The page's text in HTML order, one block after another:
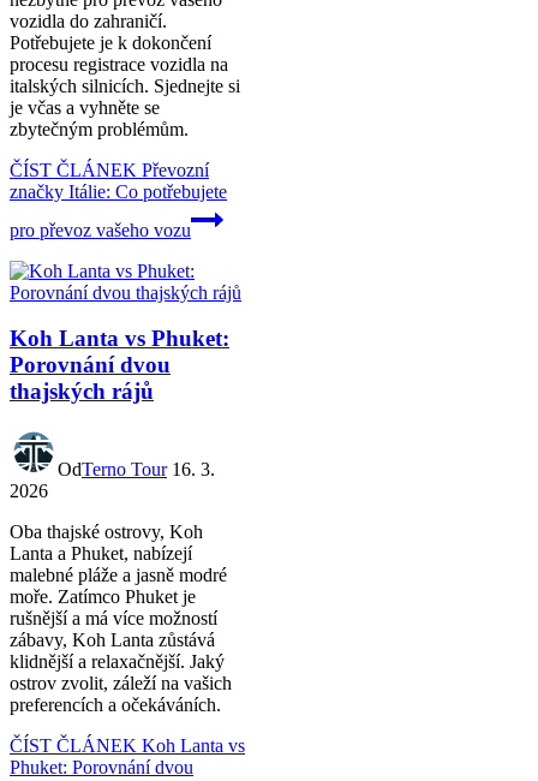
vozidla do zahraničí.
Potřebujete je k dokončení
procesu registrace vozidla na
italských silnicích. Sjednejte si
je včas a vyhněte se
zbytečným problémům.
ČÍST ČLÁNEK Převozní
značky Itálie: Co potřebujete
pro převoz vašeho vozu
Koh Lanta vs Phuket:
Porovnání dvou
thajských rájů
OdTerno Tour 16. 3.
2026
Oba thajské ostrovy, Koh
Lanta a Phuket, nabízejí
malebné pláže a jasně modré
moře. Zatímco Phuket je
rušnější a má více možností
zábavy, Koh Lanta zůstává
klidnější a relaxačnější. Jaký
ostrov zvolit, záleží na vašich
preferencích a očekáváních.
ČÍST ČLÁNEK Koh Lanta vs
Phuket: Porovnání dvou